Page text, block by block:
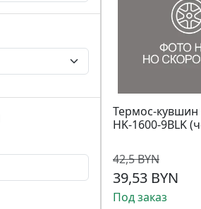
Термос-кувшин
HK-1600-9BLK
42,5 BYN
39,53 BYN
Под заказ